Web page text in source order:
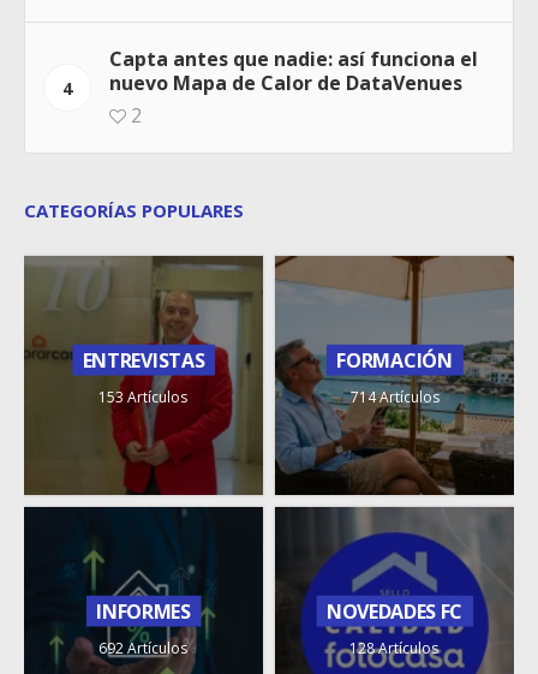
4
Capta antes que nadie: así funciona el
nuevo Mapa de Calor de DataVenues
2
CATEGORÍAS POPULARES
ENTREVISTAS
153 Artículos
FORMACIÓN
714 Artículos
INFORMES
692 Artículos
NOVEDADES FC
128 Artículos